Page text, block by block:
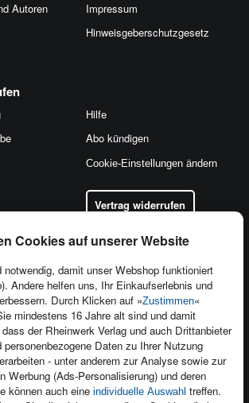
Cookies auf unserer Website
damit unser Webshop funktioniert
Andere helfen uns, Ihr Einkaufserlebnis und
Durch Klicken auf »Zustimmen«
mindestens 16 Jahre alt sind und damit
der Rheinwerk Verlag und auch Drittanbieter
Daten zu Ihrer Nutzung
- unter anderem zur Analyse sowie zur
Werbung (Ads-Personalisierung) und deren
können auch eine individuelle Auswahl treffen.
Autoren
Impressum
Hinweis­geber­schutz­gesetz
Produktfeedback
Foreign Rights
Ein Buch schreiben
Hilfe
Abo kündigen
Cookie-Einstellungen ändern
Vertrag widerrufen